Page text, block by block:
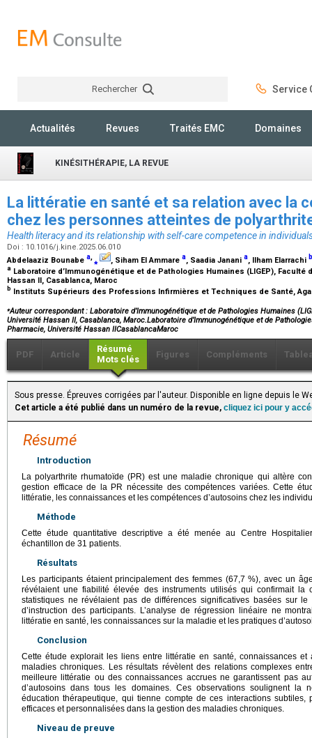
Rechercher Service
Actualités Revues Traités EMC Domaines
KINÉSITHÉRAPIE, LA REVUE
La littératie en santé et sa relation avec la
chez les personnes atteintes de
Health literacy and its relationship with self-care competence in
Doi : 10.1016/j.kine.2025.06.010
Abdelaaziz Bounabe a,⁎ , Siham El Ammare a, Saadia Janani a, Ilham Elarrachi b
a Laboratoire d’Immunogénétique et de Pathologies Humaines (LIGEP),
Hassan II, Casablanca, Maroc
b Instituts Supérieurs des Professions Infirmières et Techniques de Santé,
⁎Auteur correspondant : Laboratoire d’Immunogénétique et de Pathologies Humaines
Université Hassan II, Casablanca, Maroc.Laboratoire d’Immunogénétique et de
Pharmacie, Université Hassan IICasablancaMaroc
PDF Article
Résumé
Mots clés
Figures Compléments
Sous presse. Épreuves corrigées par l'auteur. Disponible en ligne depuis le
Cet article a été publié dans un numéro de la revue, cliquez ici pour y
Résumé
Introduction
La polyarthrite rhumatoïde (PR) est une maladie chronique qui altère
gestion efficace de la PR nécessite des compétences variées. Cette
littératie, les connaissances et les compétences d’autosoins chez les
Méthode
Cette étude quantitative descriptive a été menée au Centre
échantillon de 31 patients.
Résultats
Les participants étaient principalement des femmes (67,7 %), avec un
révélaient une fiabilité élevée des instruments utilisés qui confirmait la
statistiques ne révélaient pas de différences significatives basées sur
d’instruction des participants. L’analyse de régression linéaire ne
littératie en santé, les connaissances sur la maladie et les pratiques
Conclusion
Cette étude explorait les liens entre littératie en santé, connaissances
maladies chroniques. Les résultats révèlent des relations complexes
meilleure littératie ou des connaissances accrues ne garantissent pas
d’autosoins dans tous les domaines. Ces observations soulignent la
éducation thérapeutique, qui tienne compte de ces interactions
efficaces et personnalisées dans la gestion des maladies chroniques.
Niveau de preuve